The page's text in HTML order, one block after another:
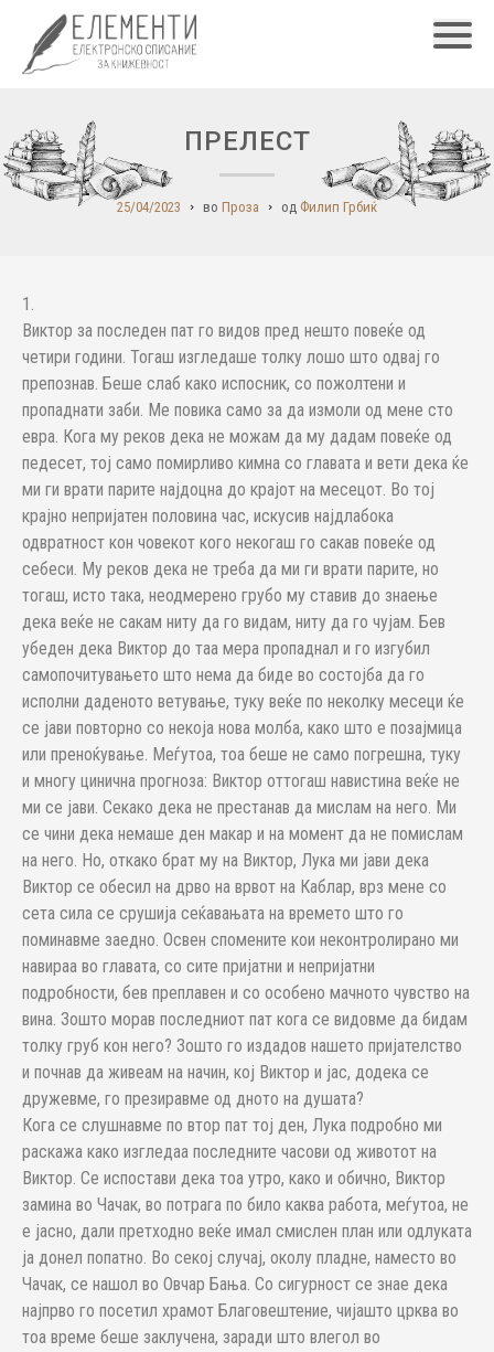
ПРЕЛЕСТ
25/04/2023 во Проза од Филип Грбиќ
1.
Виктор за последен пат го видов пред нешто повеќе од
четири години. Тогаш изгледаше толку лошо што одвај го
препознав. Беше слаб како испосник, со пожолтени и
пропаднати заби. Ме повика само за да измоли од мене сто
евра. Кога му реков дека не можам да му дадам повеќе од
педесет, тој само помирливо кимна со главата и вети дека ќе
ми ги врати парите најдоцна до крајот на месецот. Во тој
крајно непријатен половина час, искусив најдлабока
одвратност кон човекот кого некогаш го сакав повеќе од
себеси. Му реков дека не треба да ми ги врати парите, но
тогаш, исто така, неодмерено грубо му ставив до знаење
дека веќе не сакам ниту да го видам, ниту да го чујам. Бев
убеден дека Виктор до таа мера пропаднал и го изгубил
самопочитувањето што нема да биде во состојба да го
исполни даденото ветување, туку веќе по неколку месеци ќе
се јави повторно со некоја нова молба, како што е позајмица
или преноќување. Меѓутоа, тоа беше не само погрешна, туку
и многу цинична прогноза: Виктор оттогаш навистина веќе не
ми се јави. Секако дека не престанав да мислам на него. Ми
се чини дека немаше ден макар и на момент да не помислам
на него. Но, откако брат му на Виктор, Лука ми јави дека
Виктор се обесил на дрво на врвот на Каблар, врз мене со
сета сила се срушија сеќавањата на времето што го
поминавме заедно. Освен спомените кои неконтролирано ми
навираа во главата, со сите пријатни и непријатни
подробности, бев преплавен и со особено мачното чувство на
вина. Зошто морав последниот пат кога се видовме да бидам
толку груб кон него? Зошто го издадов нашето пријателство
и почнав да живеам на начин, кој Виктор и јас, додека се
дружевме, го презиравме од дното на душата?
Кога се слушнавме по втор пат тој ден, Лука подробно ми
раскажа како изгледаа последните часови од животот на
Виктор. Се испостави дека тоа утро, како и обично, Виктор
замина во Чачак, во потрага по било каква работа, меѓутоа, не
е јасно, дали претходно веќе имал смислен план или одлуката
ја донел попатно. Во секој случај, околу пладне, наместо во
Чачак, се нашол во Овчар Бања. Со сигурност се знае дека
најпрво го посетил храмот Благовештение, чијашто црква во
тоа време беше заклучена, заради што влегол во